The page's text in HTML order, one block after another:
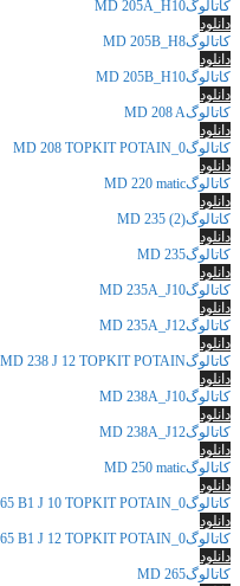
کاتالوگMD 205A_H10
دانلود
کاتالوگMD 205B_H8
دانلود
کاتالوگMD 205B_H10
دانلود
کاتالوگMD 208 A
دانلود
کاتالوگMD 208 TOPKIT POTAIN_0
دانلود
کاتالوگMD 220 matic
دانلود
کاتالوگ(MD 235 (2
دانلود
کاتالوگMD 235
دانلود
کاتالوگMD 235A_J10
دانلود
کاتالوگMD 235A_J12
دانلود
کاتالوگMD 238 J 12 TOPKIT POTAIN
دانلود
کاتالوگMD 238A_J10
دانلود
کاتالوگMD 238A_J12
دانلود
کاتالوگMD 250 matic
دانلود
کاتالوگMD 265 B1 J 10 TOPKIT POTAIN_0
دانلود
کاتالوگMD 265 B1 J 12 TOPKIT POTAIN_0
دانلود
کاتالوگMD 265